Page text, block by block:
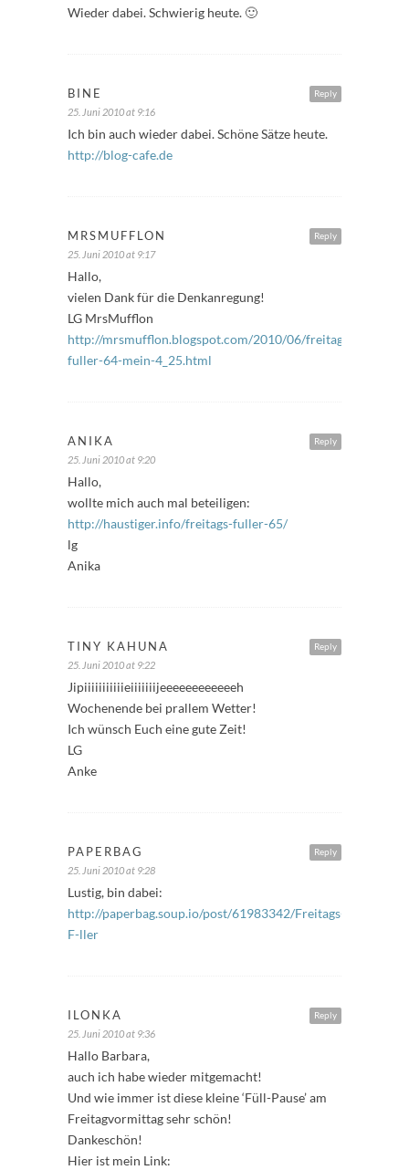
Wieder dabei. Schwierig heute. 🙂
Reply
BINE
25. Juni 2010 at 9:16
Ich bin auch wieder dabei. Schöne Sätze heute.
http://blog-cafe.de
Reply
MRSMUFFLON
25. Juni 2010 at 9:17
Hallo,
vielen Dank für die Denkanregung!
LG MrsMufflon
http://mrsmufflon.blogspot.com/2010/06/freitags-
fuller-64-mein-4_25.html
Reply
ANIKA
25. Juni 2010 at 9:20
Hallo,
wollte mich auch mal beteiligen:
http://haustiger.info/freitags-fuller-65/
lg
Anika
Reply
TINY KAHUNA
25. Juni 2010 at 9:22
Jipiiiiiiiiiiieiiiiiiijeeeeeeeeeeeeh
Wochenende bei prallem Wetter!
Ich wünsch Euch eine gute Zeit!
LG
Anke
Reply
PAPERBAG
25. Juni 2010 at 9:28
Lustig, bin dabei:
http://paperbag.soup.io/post/61983342/Freitags-
F-ller
Reply
ILONKA
25. Juni 2010 at 9:36
Hallo Barbara,
auch ich habe wieder mitgemacht!
Und wie immer ist diese kleine ‘Füll-Pause’ am
Freitagvormittag sehr schön!
Dankeschön!
Hier ist mein Link: